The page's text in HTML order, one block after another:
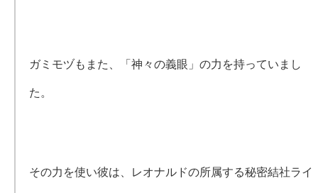
ガミモヅもまた、「神々の義眼」の力を持っていまし
た。
その力を使い彼は、レオナルドの所属する秘密結社ライ